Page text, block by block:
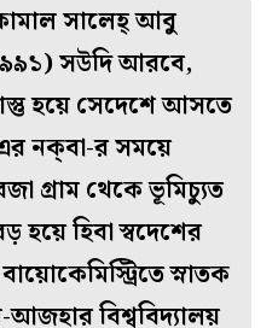
কামাল সালেহ্‌ আবু
সউদি আরবে,
হয়ে সেদেশে আসতে
নক্‌বা-র সময়ে
গ্রাম থেকে ভূমিচ্যুত
হয়ে হিবা স্বদেশের
স্নাতক
বিশ্ববিদ্যালয়